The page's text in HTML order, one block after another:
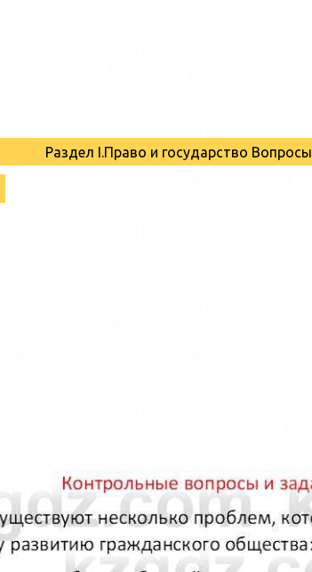
Раздел I.Право и государство Вопросы